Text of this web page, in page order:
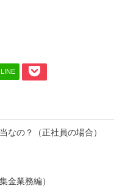
LINE
なの？（正社員の場合）
金業務編）